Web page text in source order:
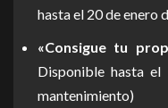
hasta el 20 de enero
«Consigue tu
Disponible hasta
mantenimiento)